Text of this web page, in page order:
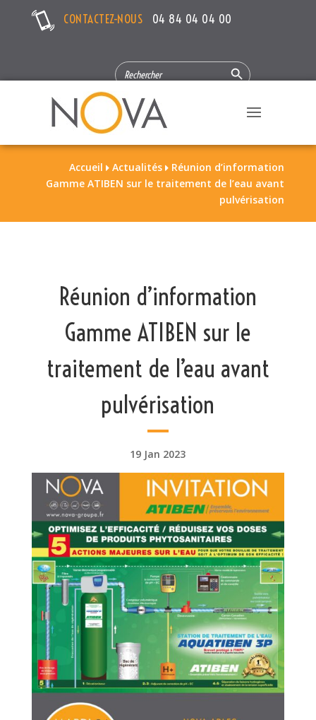
CONTACTEZ-NOUS 04 84 04 04 00
SEARCH
FOR:
Search Button
Accueil  Actualités  Réunion d’information
Gamme ATIBEN sur le traitement de l’eau avant
pulvérisation
Réunion d’information
Gamme ATIBEN sur le
traitement de l’eau avant
pulvérisation
19 Jan 2023